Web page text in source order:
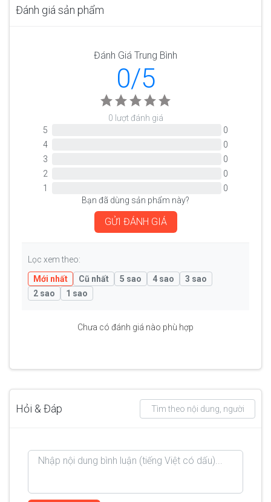
Đánh giá sản phẩm
Đánh Giá Trung Bình
0/5
0 lượt đánh giá
5
0
4
0
3
0
2
0
1
0
Bạn đã dùng sản phẩm này?
GỬI ĐÁNH GIÁ
Lọc xem theo:
Mới nhất
Cũ nhất 5 sao 4 sao
3 sao
2 sao
1 sao
Chưa có đánh giá nào phù hợp
Hỏi & Đáp